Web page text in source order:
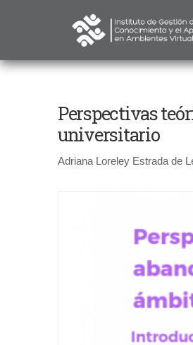
Perspectivas
universitario
Adriana Loreley Estrada de